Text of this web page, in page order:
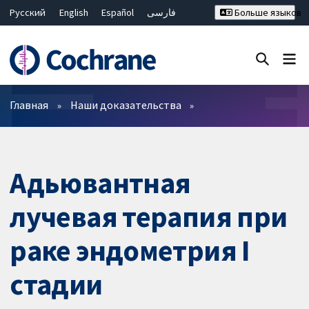
Русский English Español
فارسی
Bahasa Malaysia
ไทย
繁體中文
简体中文
Больше языков
Фильтры
Главная Наши доказательства
Адьювантная
лучевая терапия при
раке эндометрия I
стадии